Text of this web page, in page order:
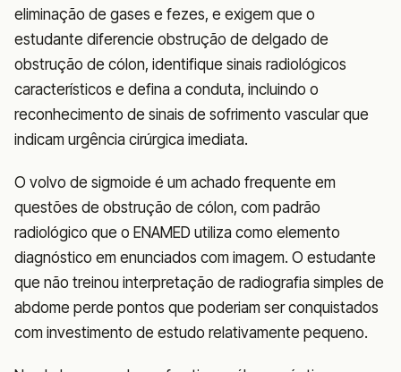
eliminação de gases e fezes, e exigem que o
estudante diferencie obstrução de delgado de
obstrução de cólon, identifique sinais radiológicos
característicos e defina a conduta, incluindo o
reconhecimento de sinais de sofrimento vascular que
indicam urgência cirúrgica imediata.
O volvo de sigmoide é um achado frequente em
questões de obstrução de cólon, com padrão
radiológico que o ENAMED utiliza como elemento
diagnóstico em enunciados com imagem. O estudante
que não treinou interpretação de radiografia simples de
abdome perde pontos que poderiam ser conquistados
com investimento de estudo relativamente pequeno.